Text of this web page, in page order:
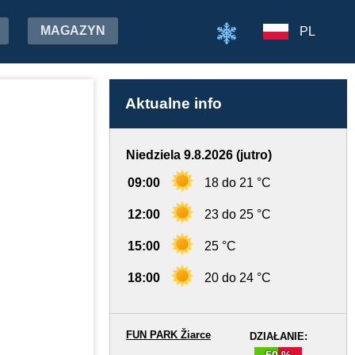
MAGAZYN PL
Aktualne info
Niedziela 9.8.2026 (jutro)
09:00 18 do 21 °C
12:00 23 do 25 °C
15:00 25 °C
18:00 20 do 24 °C
DZIAŁANIE:
FUN PARK Žiarce